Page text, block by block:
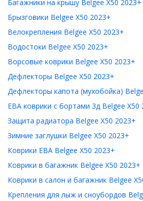
Багажники на крышу Belgee X50 2023+
Брызговики Belgee X50 2023+
Велокрепления Belgee X50 2023+
Водостоки Belgee X50 2023+
Ворсовые коврики Belgee X50 2023+
Дефлекторы Belgee X50 2023+
Дефлекторы капота (мухобойка)
ЕВА коврики с бортами 3д Belgee X50
Защита радиатора Belgee X50 2023+
Зимние заглушки Belgee X50 2023+
Коврики ЕВА Belgee X50 2023+
Коврики в багажник Belgee X50 2023+
Коврики в салон и багажник Belgee
Крепления для лыж и сноубордов